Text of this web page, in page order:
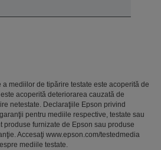
mediilor de tipărire testate este acoperită de
acoperită deteriorarea cauzată de
netestate. Declaraţiile Epson privind
pentru mediile respective, testate sau
produse furnizate de Epson sau produse
Accesaţi www.epson.com/testedmedia
mediile testate.